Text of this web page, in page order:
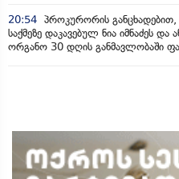
20:54 პროკურორის
საქმეზე დაკავებულ ნია იმნაძეს და
ორგანო 30 დღის განმავლობაში